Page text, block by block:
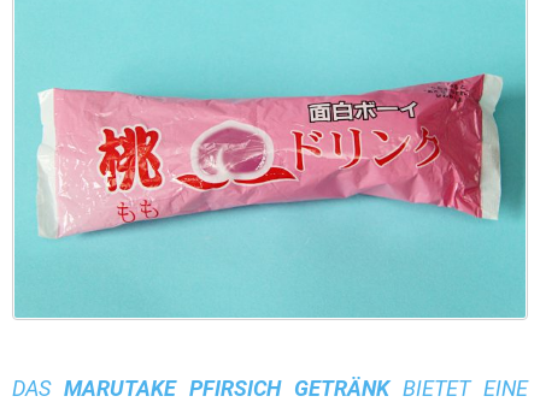
DAS MARUTAKE PFIRSICH GETRÄNKBIETET EINE